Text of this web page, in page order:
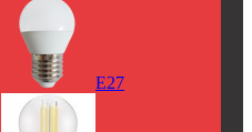
E27